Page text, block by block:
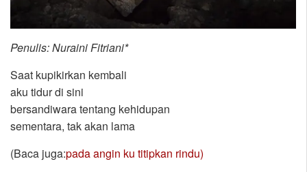
Penulis: Nuraini Fitriani*
Saat kupikirkan kembali
aku tidur di sini
bersandiwara tentang kehidupan
sementara, tak akan lama
(Baca juga:pada angin ku titipkan rindu)